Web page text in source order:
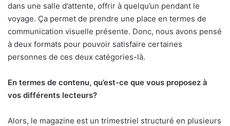
dans une salle d’attente, offrir à quelqu’un pendant le
voyage. Ça permet de prendre une place en termes de
communication visuelle présente. Donc, nous avons pensé
à deux formats pour pouvoir satisfaire certaines
personnes de ces deux catégories-là.
En termes de contenu, qu’est-ce que vous proposez à
vos différents lecteurs?
Alors, le magazine est un trimestriel structuré en plusieurs